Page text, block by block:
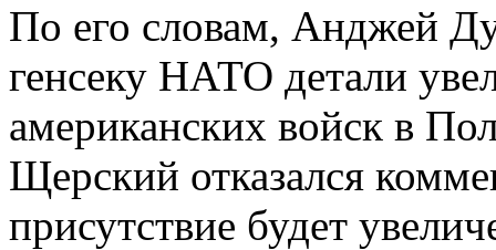
По его словам, Анджей
генсеку НАТО детали
американских войск в
Щерский отказался
присутствие будет